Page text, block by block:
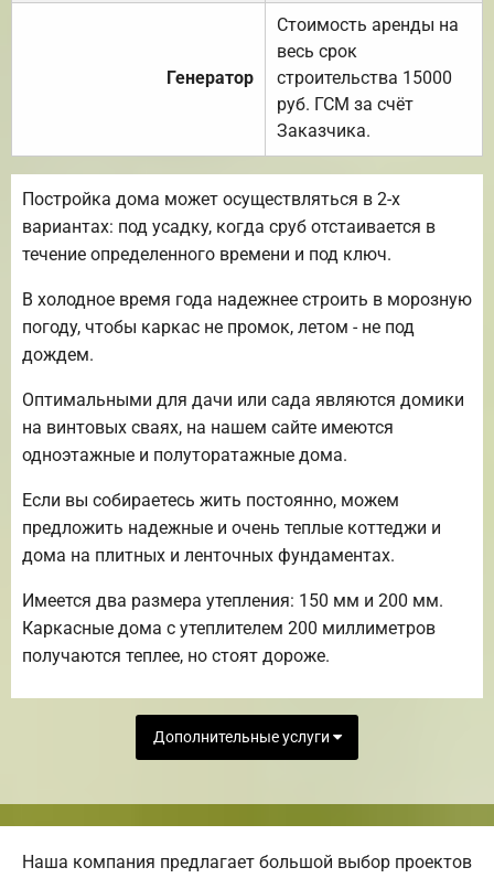
Генератор
Стоимость аренды на
весь срок
строительства 15000
руб. ГСМ за счёт
Заказчика.
Постройка дома может осуществляться в 2-х
вариантах: под усадку, когда сруб отстаивается в
течение определенного времени и под ключ.
В холодное время года надежнее строить в морозную
погоду, чтобы каркас не промок, летом - не под
дождем.
Оптимальными для дачи или сада являются домики
на винтовых сваях, на нашем сайте имеются
одноэтажные и полуторатажные дома.
Если вы собираетесь жить постоянно, можем
предложить надежные и очень теплые коттеджи и
дома на плитных и ленточных фундаментах.
Имеется два размера утепления: 150 мм и 200 мм.
Каркасные дома с утеплителем 200 миллиметров
получаются теплее, но стоят дороже.
Дополнительные услуги
Наша компания предлагает большой выбор проектов